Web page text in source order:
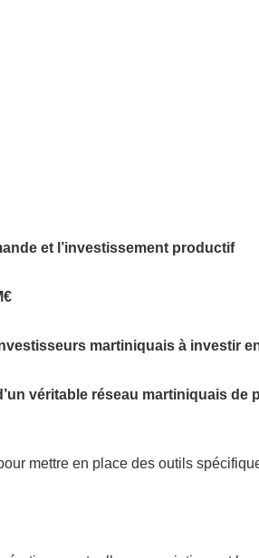
et l’investissement productif
martiniquais à investir
véritable réseau martiniquais de
mettre en place des outils